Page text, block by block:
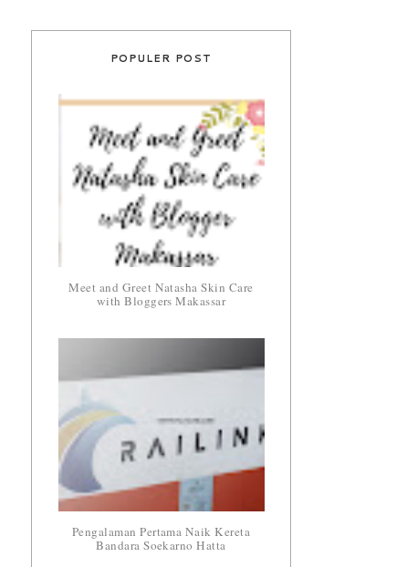
POPULER POST
Meet and Greet Natasha Skin Care
with Bloggers Makassar
Pengalaman Pertama Naik Kereta
Bandara Soekarno Hatta